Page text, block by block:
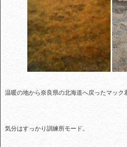
温暖の地から奈良県の北海道へ戻ったマック
気分はすっかり訓練所モード。